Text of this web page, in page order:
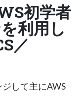
初学者
利用し
／
して主にAWS